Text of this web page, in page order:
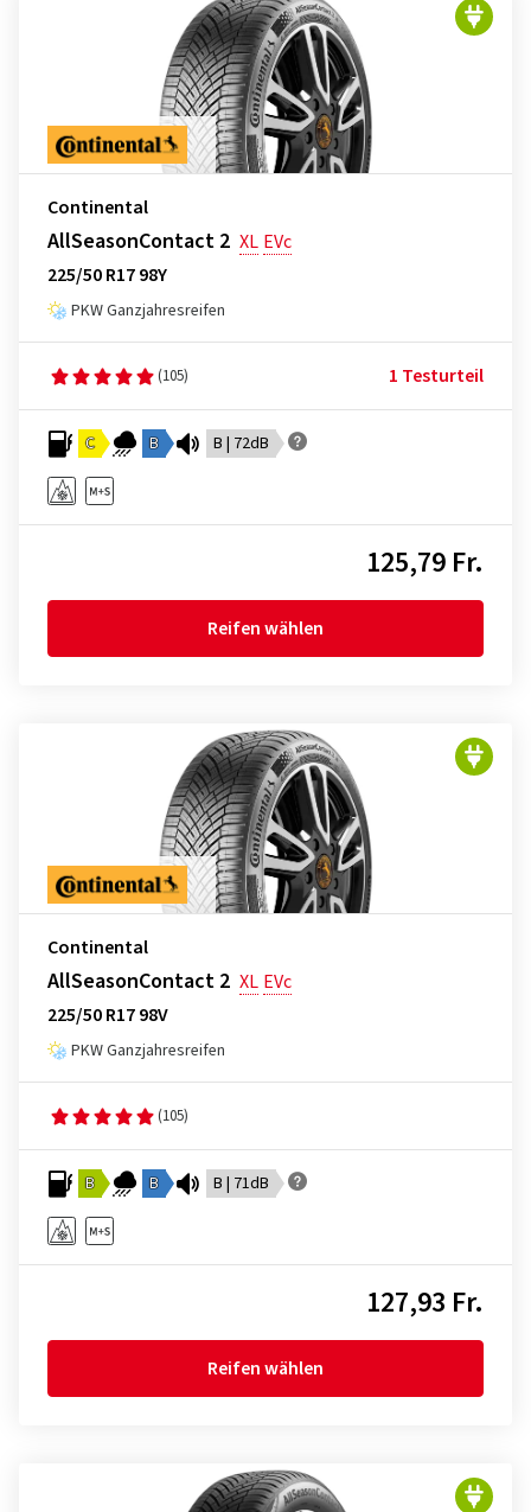
Continental
AllSeasonContact 2 XL EVc
225/50 R17 98Y
PKW Ganzjahresreifen
(105) 1 Testurteil
C B B | 72dB
125,79 Fr.
Reifen wählen
Continental
AllSeasonContact 2 XL EVc
225/50 R17 98V
PKW Ganzjahresreifen
(105)
B B B | 71dB
127,93 Fr.
Reifen wählen